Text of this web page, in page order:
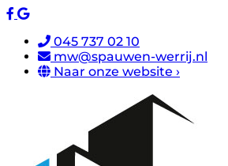
045 737 02 10
mw@spauwen-werrij.nl
Naar onze website ›